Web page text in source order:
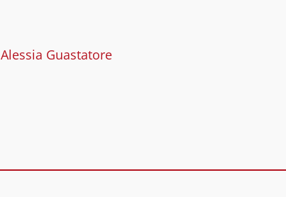
Alessia Guastatore